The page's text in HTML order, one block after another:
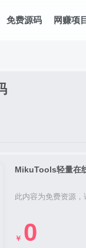
免费源码 网赚项目
MikuTools轻量在
此内容为免费资源，
￥ 0